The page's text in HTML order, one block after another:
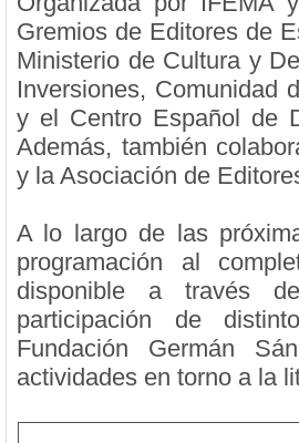
Gremios de Editores de
Ministerio de Cultura y
Inversiones, Comunidad
y el Centro Español de
Además, también
y la Asociación de
A lo largo de las
programación al
disponible a través
participación de
Fundación Germán
actividades en torno a la